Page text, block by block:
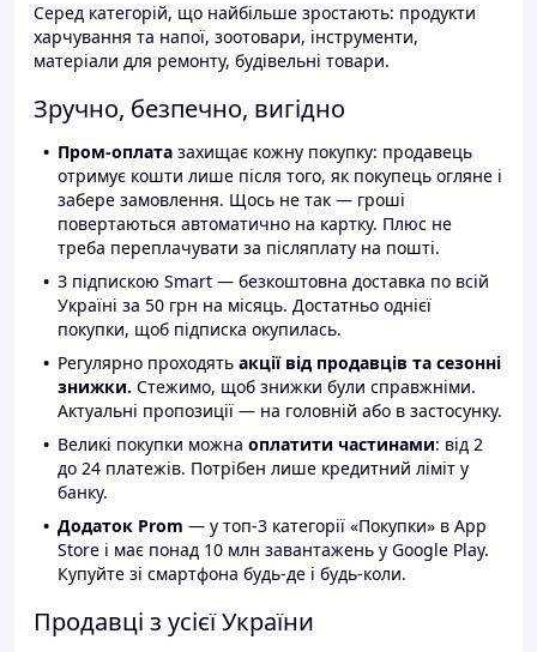
Серед категорій, що найбільше зростають: продукти
харчування та напої, зоотовари, інструменти,
матеріали для ремонту, будівельні товари.
Зручно, безпечно, вигідно
Пром-оплата захищає кожну покупку: продавець
отримує кошти лише після того, як покупець огляне і
забере замовлення. Щось не так — гроші
повертаються автоматично на картку. Плюс не
треба переплачувати за післяплату на пошті.
З підпискою Smart — безкоштовна доставка по всій
Україні за 50 грн на місяць. Достатньо однієї
покупки, щоб підписка окупилась.
Регулярно проходять акції від продавців та сезонні
знижки. Стежимо, щоб знижки були справжніми.
Актуальні пропозиції — на головній або в застосунку.
Великі покупки можна оплатити частинами: від 2
до 24 платежів. Потрібен лише кредитний ліміт у
банку.
Додаток Prom — у топ-3 категорії «Покупки» в App
Store і має понад 10 млн завантажень у Google Play.
Купуйте зі смартфона будь-де і будь-коли.
Продавці з усієї України